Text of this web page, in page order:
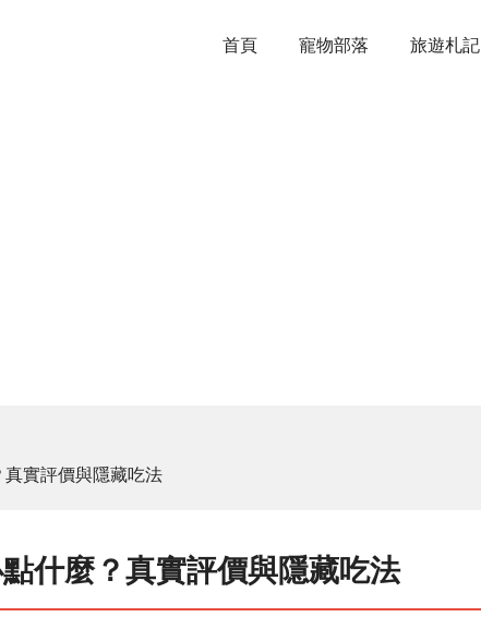
首頁 寵物部落 旅遊札記
實評價與隱藏吃法
什麼？真實評價與隱藏吃法